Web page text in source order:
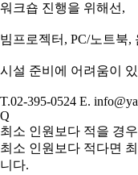
워크숍 진행을 위해선,
빔프로젝터, PC/노트북,
시설 준비에 어려움이
T.02-395-0524 E.
Q
최소 인원보다 적을 경
최소 인원보다 적다면
니다.